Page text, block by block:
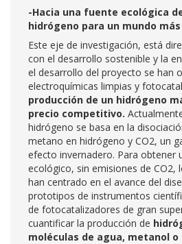
-Hacia una fuente ecológica
hidrógeno para un mundo
Este eje de investigación, está
con el desarrollo sostenible y la
el desarrollo del proyecto se han
electroquímicas limpias y
producción de un hidrógeno
precio competitivo.
hidrógeno se basa en la
metano en hidrógeno y CO2, un
efecto invernadero. Para obtener
ecológico, sin emisiones de CO2,
han centrado en el avance del
prototipos de instrumentos
de fotocatalizadores de gran
cuantificar la producción de
moléculas de agua, metanol o